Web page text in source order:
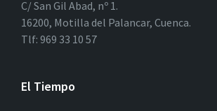
C/ San Gil Abad, nº 1.
16200, Motilla del Palancar, Cuenca.
Tlf: 969 33 10 57
El Tiempo